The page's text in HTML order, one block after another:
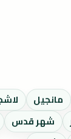
مانجيل
شهر قدس